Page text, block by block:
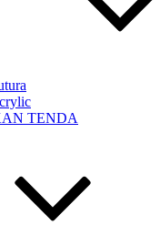
TENDA